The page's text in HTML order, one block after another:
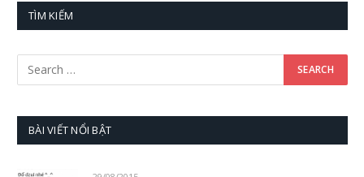
TÌM KIẾM
BÀI VIẾT NỔI BẬT